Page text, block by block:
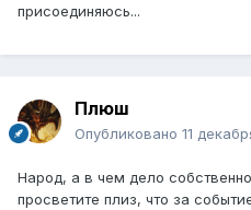
присоединяюсь...
Плюш
Опубликовано 11
Народ, а в чем дело
просветите плиз, что за